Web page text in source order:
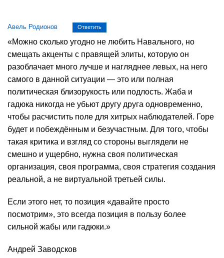
Авель Родионов Ответить
«Можно сколько угодно не любить Навального, но
смещать акценты с правящей элиты, которую он
разоблачает много лучше и нагляднее левых, на него
самого в данной ситуации — это или полная
политическая близорукость или подлость. Жаба и
гадюка никогда не убьют другу друга одновременно,
чтобы расчистить поле для хитрых наблюдателей. Горе
будет и побеждённым и безучастным. Для того, чтобы
такая критика и взгляд со стороны выглядели не
смешно и ущербно, нужна своя политическая
организация, своя программа, своя стратегия создания
реальной, а не виртуальной третьей силы.
Если этого нет, то позиция «давайте просто
посмотрим», это всегда позиция в пользу более
сильной жабы или гадюки.»
Андрей Заводсков